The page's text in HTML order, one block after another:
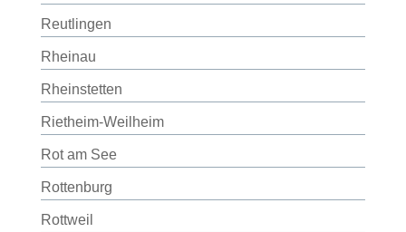
Reutlingen
Rheinau
Rheinstetten
Rietheim-Weilheim
Rot am See
Rottenburg
Rottweil